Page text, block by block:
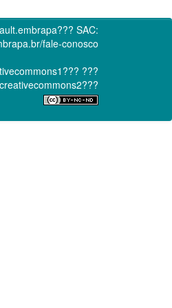
SAC:
fale-conosco
???